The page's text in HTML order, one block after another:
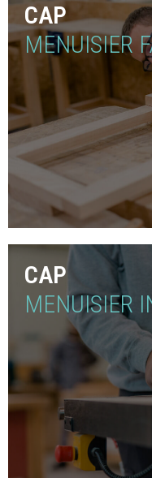
CAP
MENUISIER
CAP
MENUISIER